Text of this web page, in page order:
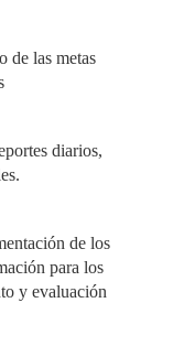
de las metas
diarios,
de los
para los
y evaluación